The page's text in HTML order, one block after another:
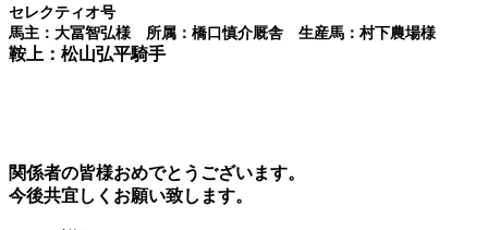
セレクティオ号
馬主：大冨智弘様 所属：橋口慎介厩舎 生産馬：村下農場様
鞍上：松山弘平騎手
関係者の皆様おめでとうございます。
今後共宜しくお願い致します。